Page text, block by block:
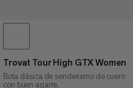
Trovat Tour High GTX Women
Bota clásica de senderismo de cuero
con buen agarre.